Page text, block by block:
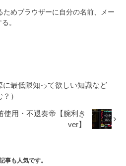
ためブラウザーに自分の名前、メー
。
に最低限知って欲しい知識など
）
使用・不退奏帝【腕利き
ver】
事も人気です。